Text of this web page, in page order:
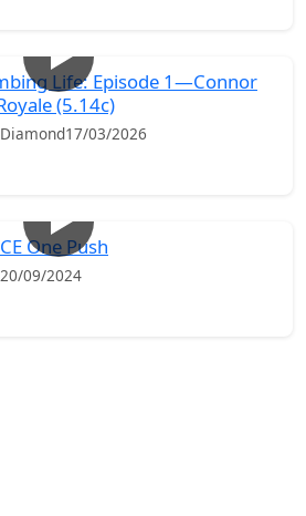
Life: Episode 1—Connor
(5.14c)
17/03/2026
One Push
20/09/2024